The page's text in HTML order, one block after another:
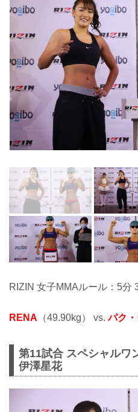
RIZIN 女子MMAルール：5分
RENA （49.90kg） vs.パク
第11試合 スペシャルワ
伊澤星花